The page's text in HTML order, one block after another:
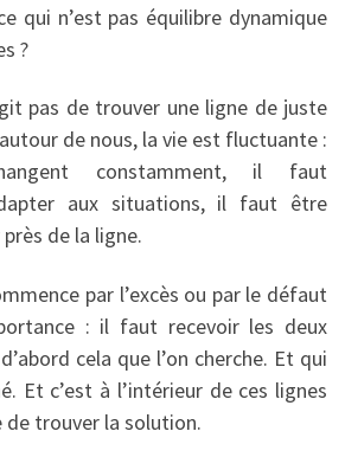
qui n’est pas équilibre dynamique
?
pas de trouver une ligne de juste
de nous, la vie est fluctuante :
constamment, il faut
aux situations, il faut être
de la ligne.
par l’excès ou par le défaut
: il faut recevoir les deux
cela que l’on cherche. Et qui
Et c’est à l’intérieur de ces lignes
de trouver la solution.